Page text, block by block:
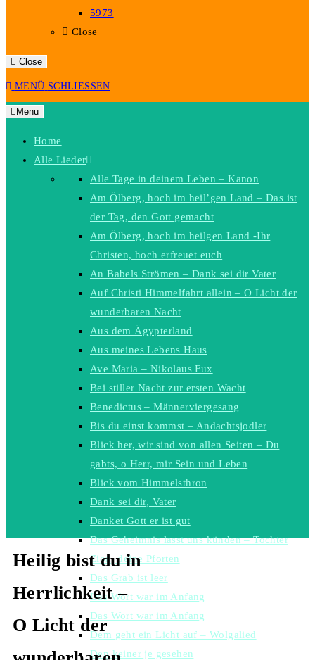
5973
Close
Close
MENÜ SCHLIESSEN
Menu
Home
Alle Lieder
Alle Tage in deinem Leben – Kanon
Am Ölberg, hoch im heil’gen Land – Das ist
der Tag, den Gott gemacht
Am Ölberg, hoch im heilgen Land -Ihr
Christen, hoch erfreuet euch
An Babels Strömen – Dank sei dir Vater
Auf Christi Himmelfahrt allein – O Licht der
wunderbaren Nacht
Aus dem Ägypterland
Aus meines Lebens Haus
Ave Maria – Nikolaus Fux
Bei stiller Nacht zur ersten Wacht
Benedictus – Männerviergesang
Bis du einst kommst – Andachtsjodler
Blick her, wir sind von allen Seiten – Du
gabts, o Herr, mir Sein und Leben
Blick vom Himmelsthron
Dank sei dir, Vater
Danket Gott er ist gut
Das Geheimnis lasst uns künden – Tochter
Zion, deine Pforten
Das Grab ist leer
Das Wort war im Anfang
Das Wort war im Anfang
Dem geht ein Licht auf – Wolgalied
Den keiner je gesehen
Heilig bist du in
Herrlichkeit –
O Licht der